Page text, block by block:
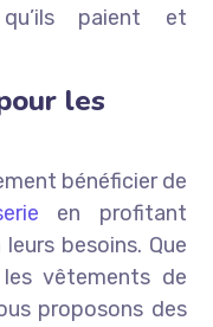
paient et
les
bénéficier de
en profitant
besoins. Que
vêtements de
proposons des